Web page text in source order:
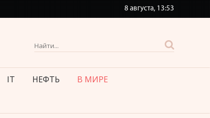
8 августа,13:53
IT НЕФТЬ В МИРЕ